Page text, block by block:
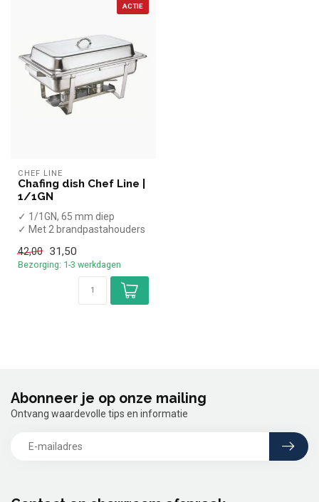
ACTIE
CHEF LINE
Chafing dish Chef Line |
1/1GN
✓ 1/1GN, 65 mm diep
✓ Met 2 brandpastahouders
42,00
31,50
Bezorging: 1-3 werkdagen
Abonneer je op onze mailing
Ontvang waardevolle tips en informatie